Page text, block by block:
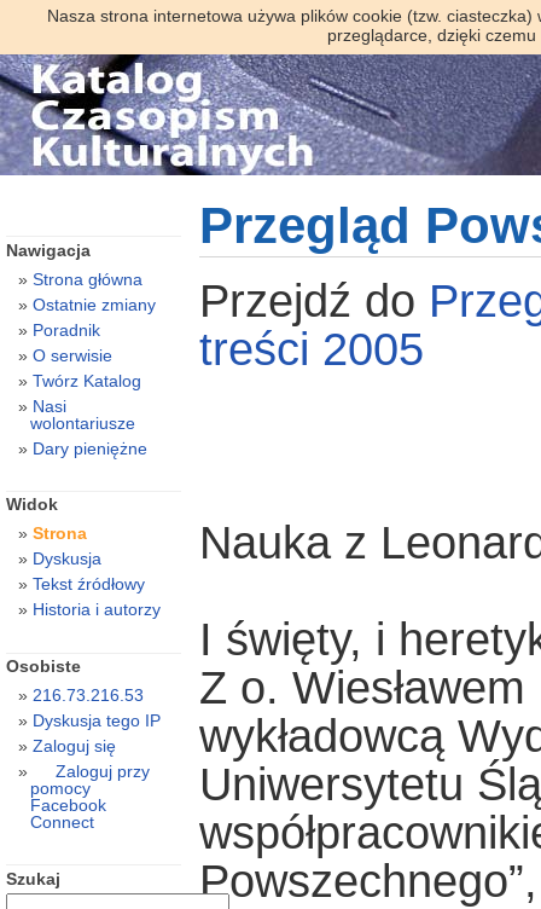
Nasza strona internetowa używa plików cookie (tzw.
przeglądarce, dzięki
Przegląd
Przejdź do
treści 2005
Nauka z
I święty, i
Z o.
wykładowcą
Uniwersytetu
Nawigacja
Strona główna
Ostatnie zmiany
Poradnik
O serwisie
Twórz Katalog
Nasi
wolontariusze
Dary pieniężne
Widok
Strona
Dyskusja
Tekst źródłowy
Historia i autorzy
Osobiste
216.73.216.53
Dyskusja tego IP
Zaloguj się
Zaloguj przy
pomocy
Facebook
Connect
Szukaj